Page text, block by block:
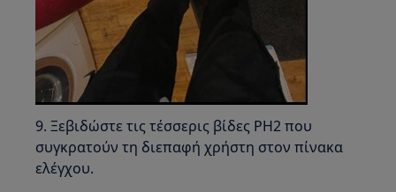
9. Ξεβιδώστε τις τέσσερις βίδες PH2 που
συγκρατούν τη διεπαφή χρήστη στον πίνακα
ελέγχου.